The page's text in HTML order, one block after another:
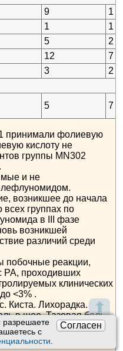
⬆
Согласен
разрешаете
с
.
9
1
1
1
5
2
12
7
3
2
5 7
принимали фолиевую
кислоту не
группы MN302
и не
лефлуномидом.
возникшее до начала
всех группах по
в III фазе
возникшей
различий среди
побочные реакции,
РА, проходивших
клинических
<3% .
Киста. Лихорадка.
в шее. Тазовая боль.
Стенокардия.
Варикоз вен.